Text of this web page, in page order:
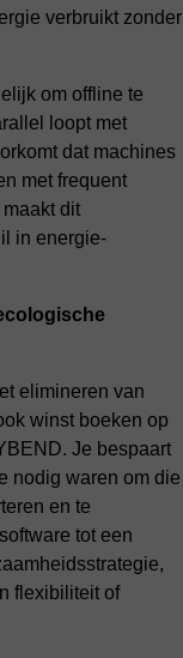
verbruikt zonder
om offline te
loopt met
dat machines
met frequent
dit
in energie-
elimineren van
winst boeken op
Je bespaart
nodig waren om die
en te
tot een
flexibiliteit of